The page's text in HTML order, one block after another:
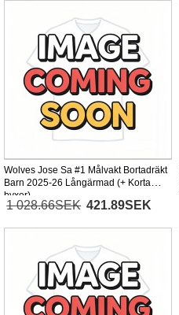
Wolves Jose Sa #1 Målvakt Bortadräkt
Barn 2025-26 Långärmad (+ Korta
byxor)
1 028.66SEK 421.89SEK